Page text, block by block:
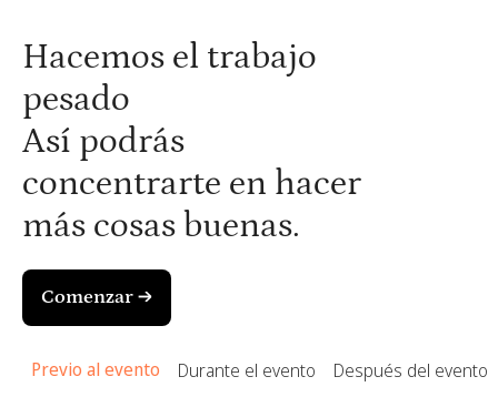
Hacemos el trabajo
pesado
Así podrás
concentrarte en hacer
más cosas buenas.
Comenzar →
Previo al evento Durante el evento Después del evento